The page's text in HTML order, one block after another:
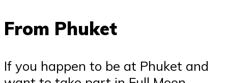
From Phuket
If you happen to be at Phuket and